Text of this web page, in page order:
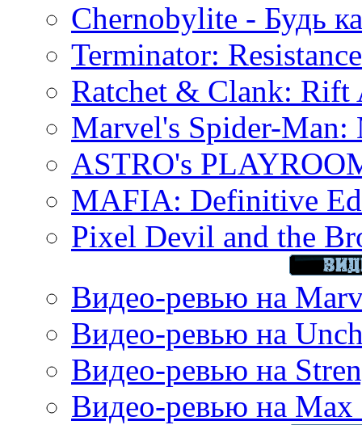
Chernobylite - Будь
Terminator:
Ratchet & Clank: Rift
Marvel's Spider-Man:
ASTRO's
MAFIA: Definitive
Pixel Devil and the
Видео-ревью на
Видео-ревью на
Видео-ревью на
Видео-ревью на Max